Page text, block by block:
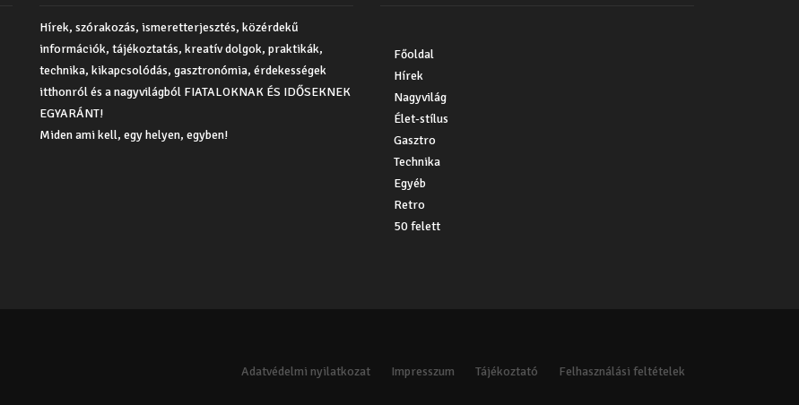
Hírek, szórakozás, ismeretterjesztés, közérdekű
információk, tájékoztatás, kreatív dolgok, praktikák,
technika, kikapcsolódás, gasztronómia, érdekességek
itthonról és a nagyvilágból FIATALOKNAK ÉS IDŐSEKNEK
EGYARÁNT!
Miden ami kell, egy helyen, egyben!
Főoldal
Hírek
Nagyvilág
Élet-stílus
Gasztro
Technika
Egyéb
Retro
50 felett
Adatvédelmi nyilatkozat Impresszum Tájékoztató Felhasználási feltételek